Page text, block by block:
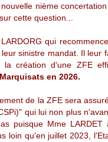
nième
cette question...
qui
sinistre mandat. Il leur
création d'une ZFE
en 2026.
de la ZFE sera
qui lui non plus
puisque Mme LARDET
loin qu'en juillet 2023,